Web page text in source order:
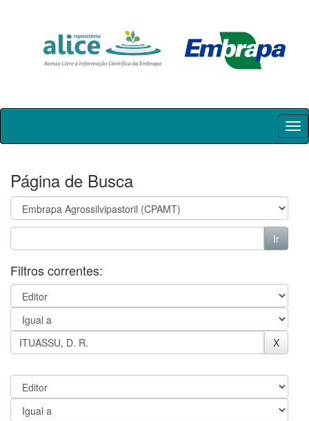
Skip
Página de Busca
Filtros correntes: